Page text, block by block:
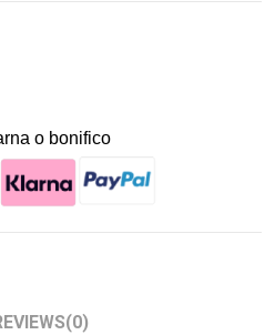
o bonifico
(0)